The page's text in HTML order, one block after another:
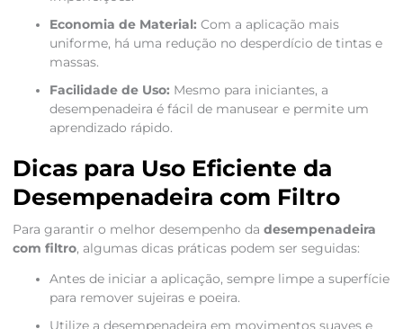
Economia de Material: Com a aplicação mais
uniforme, há uma redução no desperdício de tintas e
massas.
Facilidade de Uso: Mesmo para iniciantes, a
desempenadeira é fácil de manusear e permite um
aprendizado rápido.
Dicas para Uso Eficiente da
Desempenadeira com Filtro
Para garantir o melhor desempenho da desempenadeira
com filtro, algumas dicas práticas podem ser seguidas:
Antes de iniciar a aplicação, sempre limpe a superfície
para remover sujeiras e poeira.
Utilize a desempenadeira em movimentos suaves e